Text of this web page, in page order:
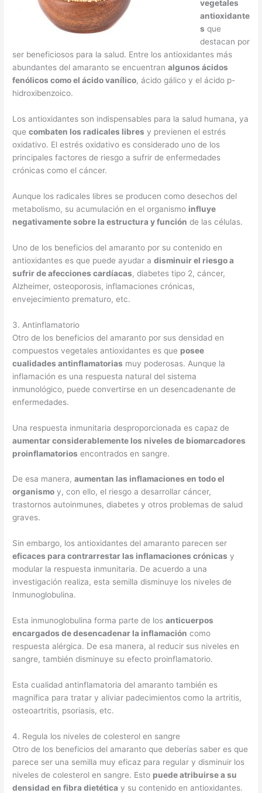
vegetales
antioxidante
s que
destacan por
ser beneficiosos para la salud. Entre los antioxidantes más
abundantes del amaranto se encuentranalgunos ácidos
fenólicos como el ácido vanílico, ácido gálico y el ácido p-
hidroxibenzoico.
Los antioxidantes son indispensables para la salud humana, ya
quecombaten los radicales libres y previenen el estrés
oxidativo. El estrés oxidativo es considerado uno de los
principales factores de riesgo a sufrir de enfermedades
crónicas como el cáncer.
Aunque los radicales libres se producen como desechos del
metabolismo, su acumulación en el organismo influye
negativamente sobre la estructura y función de las células.
Uno de los beneficios del amaranto por su contenido en
antioxidantes es que puede ayudar adisminuir el riesgo a
sufrir de afecciones cardíacas, diabetes tipo 2, cáncer,
Alzheimer, osteoporosis, inflamaciones crónicas,
envejecimiento prematuro, etc.
3. Antinflamatorio
Otro de los beneficios del amaranto por sus densidad en
compuestos vegetales antioxidantes es que posee
cualidades antinflamatorias muy poderosas. Aunque la
inflamación es una respuesta natural del sistema
inmunológico, puede convertirse en un desencadenante de
enfermedades.
Una respuesta inmunitaria desproporcionada es capaz de
aumentar considerablemente los niveles de biomarcadores
proinflamatorios encontrados en sangre.
De esa manera,aumentan las inflamaciones en todo el
organismo y, con ello, el riesgo a desarrollar cáncer,
trastornos autoinmunes, diabetes y otros problemas de salud
graves.
Sin embargo, los antioxidantes del amaranto parecen ser
eficaces para contrarrestar las inflamaciones crónicas y
modular la respuesta inmunitaria. De acuerdo a una
investigación realiza, esta semilla disminuye los niveles de
Inmunoglobulina.
Esta inmunoglobulina forma parte de losanticuerpos
encargados de desencadenar la inflamación como
respuesta alérgica. De esa manera, al reducir sus niveles en
sangre, también disminuye su efecto proinflamatorio.
Esta cualidad antinflamatoria del amaranto también es
magnífica para tratar y aliviar padecimientos como la artritis,
osteoartritis, psoriasis, etc.
4. Regula los niveles de colesterol en sangre
Otro de los beneficios del amaranto que deberías saber es que
parece ser una semilla muy eficaz para regular y disminuir los
niveles de colesterol en sangre. Esto puede atribuirse a su
densidad en fibra dietética y su contenido en antioxidantes.